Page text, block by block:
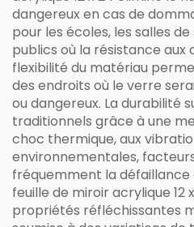
dangereux en cas de
pour les écoles, les salles
publics où la résistance aux
flexibilité du matériau
des endroits où le verre
ou dangereux. La durabilité
traditionnels grâce à une
choc thermique, aux
environnementales,
fréquemment la défaillance
feuille de miroir acrylique 12
propriétés réfléchissantes